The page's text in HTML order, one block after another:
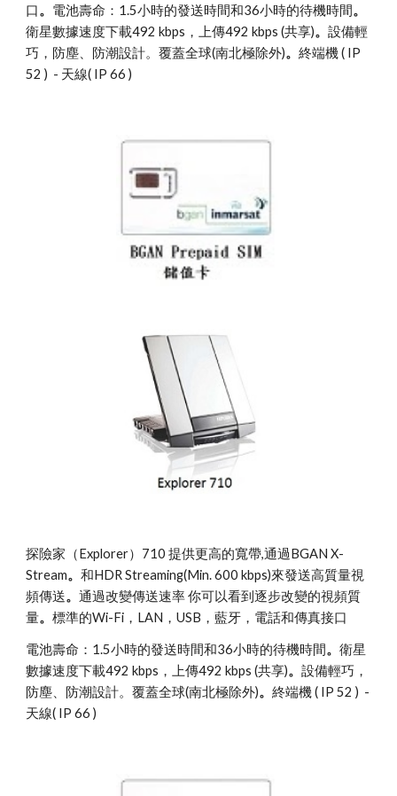
口。 電池壽命：1.5小時的發送時間和36小時的待機時間。
衛星數據速度下載492 kbps，上傳492 kbps (共享)。設備輕
巧，防塵、防潮設計。覆蓋全球(南北極除外)。終端機 ( IP
52 )  - 天線( IP 66 )
探險家（Explorer）710 提供更高的寬帶,通過BGAN X-
Stream。和HDR Streaming(Min. 600 kbps)來發送高質量視
頻傳送。通過改變傳送速率 你可以看到逐步改變的視頻質
量。標準的Wi-Fi，LAN，USB，藍牙，電話和傳真接口
電池壽命：1.5小時的發送時間和36小時的待機時間。衛星
數據速度下載492 kbps，上傳492 kbps (共享)。設備輕巧，
防塵、防潮設計。覆蓋全球(南北極除外)。終端機 ( IP 52 )  -
天線( IP 66 )